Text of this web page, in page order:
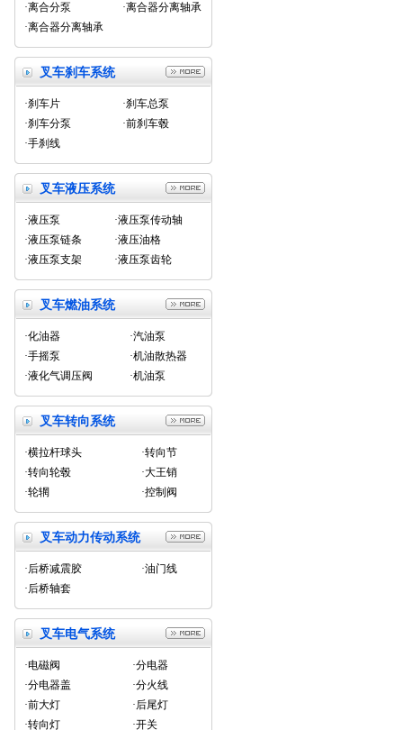
·离合分泵
·离合器分离轴承
·离合器分离轴承
叉车刹车系统
·刹车片
·刹车总泵
·刹车分泵
·前刹车毂
·手刹线
叉车液压系统
·液压泵
·液压泵传动轴
·液压泵链条
·液压油格
·液压泵支架
·液压泵齿轮
叉车燃油系统
·化油器
·汽油泵
·手摇泵
·机油散热器
·液化气调压阀
·机油泵
叉车转向系统
·横拉杆球头
·转向节
·转向轮毂
·大王销
·轮辋
·控制阀
叉车动力传动系统
·后桥减震胶
·油门线
·后桥轴套
叉车电气系统
·电磁阀
·分电器
·分电器盖
·分火线
·前大灯
·后尾灯
·转向灯
·开关